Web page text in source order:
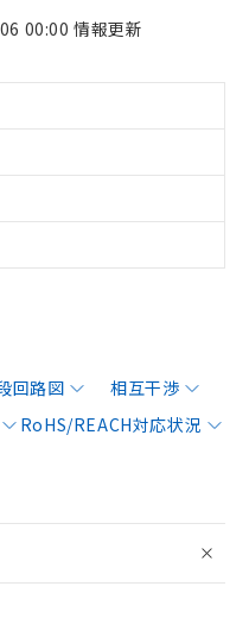
00:00 情報更新
回路図
相互干渉
RoHS/REACH対応状況